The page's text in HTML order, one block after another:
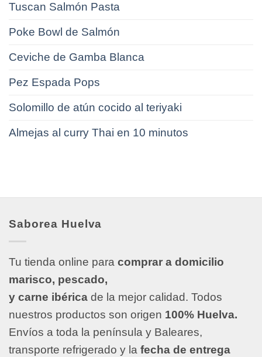
Tuscan Salmón Pasta
Poke Bowl de Salmón
Ceviche de Gamba Blanca
Pez Espada Pops
Solomillo de atún cocido al teriyaki
Almejas al curry Thai en 10 minutos
Saborea Huelva
Tu tienda online para comprar a domicilio
marisco, pescado,
y carne ibérica de la mejor calidad. Todos
nuestros productos son origen 100% Huelva.
Envíos a toda la península y Baleares,
transporte refrigerado y la fecha de entrega